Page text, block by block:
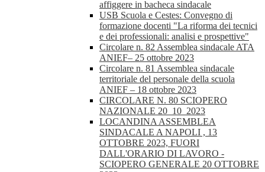
affiggere in bacheca sindacale
USB Scuola e Cestes: Convegno di
formazione docenti "La riforma dei tecnici
e dei professionali: analisi e prospettive"
Circolare n. 82 Assemblea sindacale ATA
ANIEF– 25 ottobre 2023
Circolare n. 81 Assemblea sindacale
territoriale del personale della scuola
ANIEF – 18 ottobre 2023
CIRCOLARE N. 80 SCIOPERO
NAZIONALE 20_10_2023
LOCANDINA ASSEMBLEA
SINDACALE A NAPOLI , 13
OTTOBRE 2023, FUORI
DALL'ORARIO DI LAVORO -
SCIOPERO GENERALE 20 OTTOBRE